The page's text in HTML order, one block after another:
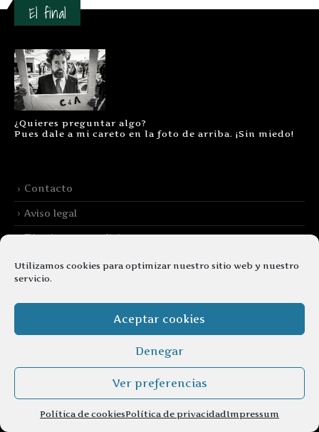
Utilizamos cookies para optimizar nuestro sitio web y nuestro
servicio.
Aceptar cookies
Denegar
Ver preferencias
Política de cookiesPolítica de privacidadImpressum
El final
¿Quieres preguntar algo?
Pues dale a mi careto en la foto de arriba. ¡Sin miedo!
Contacto
Aviso legal
Términos y condiciones
Cookies
© copyright 2026. Todos los derechos reservados.